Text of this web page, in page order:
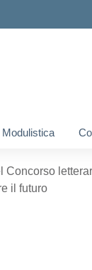
Modulistica
il futuro